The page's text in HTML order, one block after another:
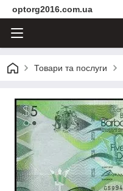
optorg2016.com.ua
Товари та послуги